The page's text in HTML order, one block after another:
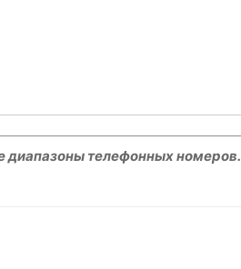
диапазоны телефонных номеров.